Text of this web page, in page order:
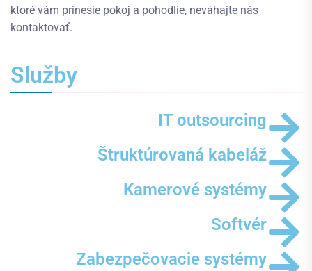
ktoré vám prinesie pokoj a pohodlie, neváhajte nás
kontaktovať.
Služby
IT outsourcing
Štruktúrovaná kabeláž
Kamerové systémy
Softvér
Zabezpečovacie systémy